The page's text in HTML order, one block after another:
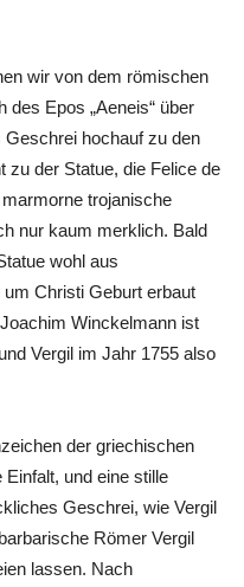
wir von dem römischen
des Epos „Aeneis“ über
Geschrei hochauf zu den
zu der Statue, die Felice de
trojanische
nur kaum merklich. Bald
wohl aus
Christi Geburt erbaut
Winckelmann ist
Vergil im Jahr 1755 also
der griechischen
und eine stille
Geschrei, wie Vergil
Römer Vergil
lassen. Nach